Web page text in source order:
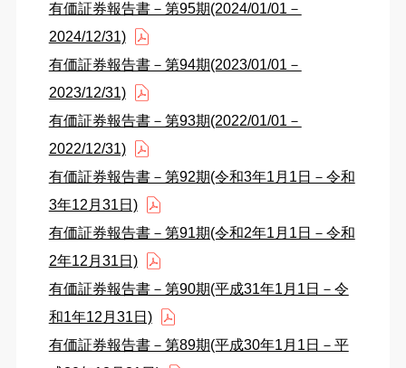
有価証券報告書－第95期(2024/01/01－
2024/12/31)
有価証券報告書－第94期(2023/01/01－
2023/12/31)
有価証券報告書－第93期(2022/01/01－
2022/12/31)
有価証券報告書－第92期(令和3年1月1日－令和
3年12月31日)
有価証券報告書－第91期(令和2年1月1日－令和
2年12月31日)
有価証券報告書－第90期(平成31年1月1日－令
和1年12月31日)
有価証券報告書－第89期(平成30年1月1日－平